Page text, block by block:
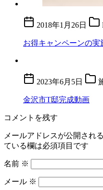
2018年1月26日
お得キャンペーンの実
2023年6月5日
金沢市T邸完成動画
コメントを残す
メールアドレスが公開され
ている欄は必須項目です
名前 ※
メール ※